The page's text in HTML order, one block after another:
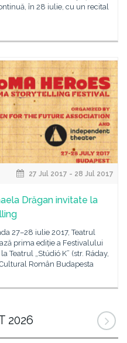
în 28 iulie, cu un recital
27 Jul 2017 - 28 Jul 2017
Drăgan invitate la
27–28 iulie 2017, Teatrul
prima ediție a Festivalului
Teatrul „Stúdió K” (str. Ráday,
Român Budapesta
2026